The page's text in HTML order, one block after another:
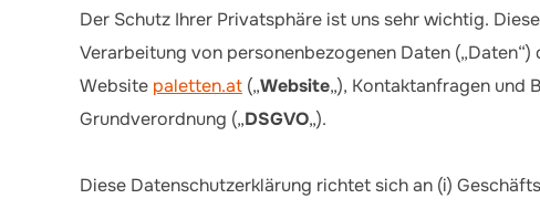
Der Schutz Ihrer Privatsphäre ist uns sehr wichtig.
Verarbeitung von personenbezogenen Daten
Website paletten.at („Website„), Kontaktanfragen und
Grundverordnung („DSGVO„).
Diese Datenschutzerklärung richtet sich an (i)